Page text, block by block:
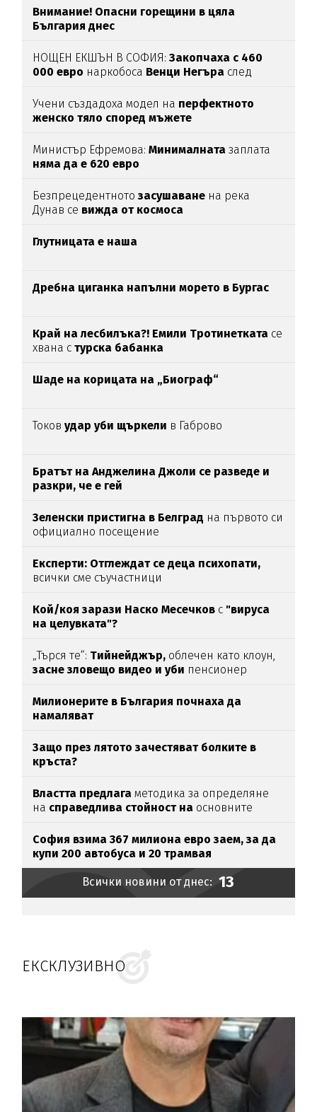
Внимание! Опасни горещини в цяла
България днес
НОЩЕН ЕКШЪН В СОФИЯ:Закопчаха с 460
000 евро наркобоса Венци Негъра след
Учени създадоха модел на перфектното
женско тяло според мъжете
Министър Ефремова:Минималната заплата
няма да е 620 евро
Безпрецедентнотозасушаване на река
Дунав се вижда от космоса
Глутницата е наша
Дребна циганка напълни морето в Бургас
Край на лесбилъка?! Емили Тротинетката се
хвана с турска бабанка
Шаде на корицата на „Биограф“
Токовудар уби щъркели в Габрово
Братът на Анджелина Джоли се разведе и
разкри, че е гей
Зеленски пристигна в Белград на първото си
официално посещение
Експерти: Отглеждат се деца психопати,
всички сме съучастници
Кой/коя зарази Наско Месечков с "вируса
на целувката"?
„Търся те“: Тийнейджър, облечен като клоун,
засне зловещо видео и уби пенсионер
Милионерите в България почнаха да
намаляват
Защо през лятото зачестяват болките в
кръста?
Властта предлага методика за определяне
на справедлива стойност на основните
София взима 367 милиона евро заем, за да
купи 200 автобуса и 20 трамвая
Всички новини от днес: 13
ЕКСКЛУЗИВНО